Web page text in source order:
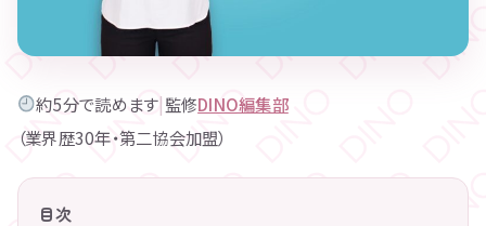
約5分で読めます|監修DINO編集部
（業界歴30年・第二協会加盟）
目次